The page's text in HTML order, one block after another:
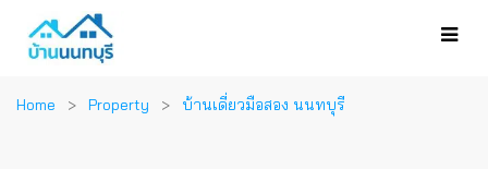
Home Property บ้านเดี่ยวมือสอง นนทบุรี